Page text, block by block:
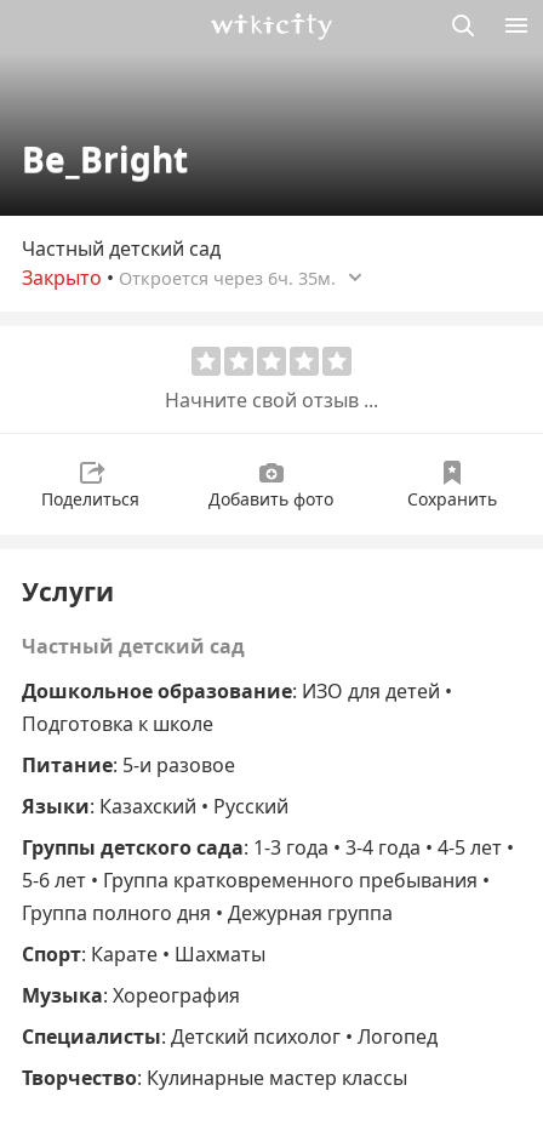
Be_Bright
Частный детский сад
Закрыто • Откроется через 6ч. 35м.
Начните свой отзыв ...
Поделиться Добавить фото Сохранить
Услуги
Частный детский сад
Дошкольное образование: ИЗО для детей •
Подготовка к школе
Питание: 5-и разовое
Языки: Казахский • Русский
Группы детского сада: 1-3 года • 3-4 года • 4-5 лет •
5-6 лет • Группа кратковременного пребывания •
Группа полного дня • Дежурная группа
Спорт: Карате • Шахматы
Музыка: Хореография
Специалисты: Детский психолог • Логопед
Творчество: Кулинарные мастер классы